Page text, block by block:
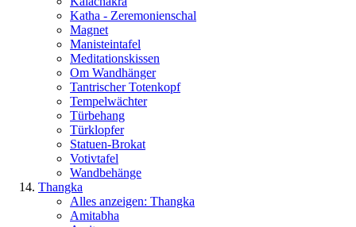
Katha - Zeremonienschal
Magnet
Manisteintafel
Meditationskissen
Om Wandhänger
Tantrischer Totenkopf
Tempelwächter
Türbehang
Türklopfer
Statuen-Brokat
Votivtafel
Wandbehänge
Thangka
Alles anzeigen: Thangka
Amitabha